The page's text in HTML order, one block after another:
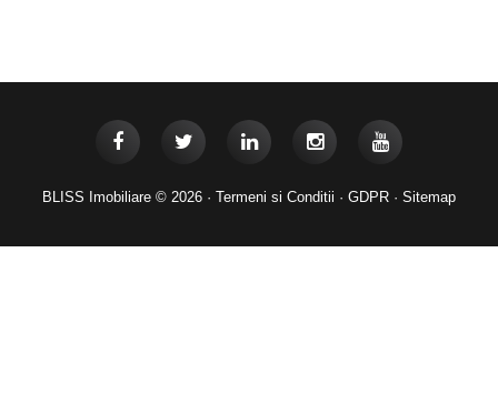
BLISS Imobiliare © 2026 · Termeni si Conditii · GDPR · Sitemap